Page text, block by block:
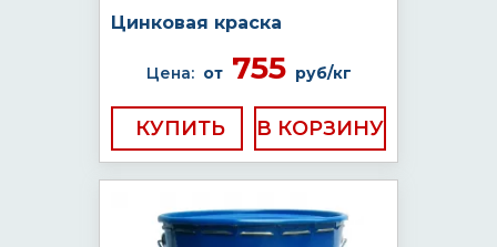
Цинковая краска
Цена: от755 руб/кг
КУПИТЬ